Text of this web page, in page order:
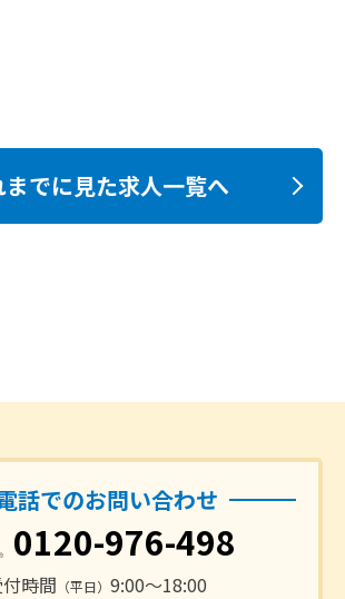
までに見た求人一覧へ
話でのお問い合わせ
0120-976-498
時間 （平日） 9:00〜18:00